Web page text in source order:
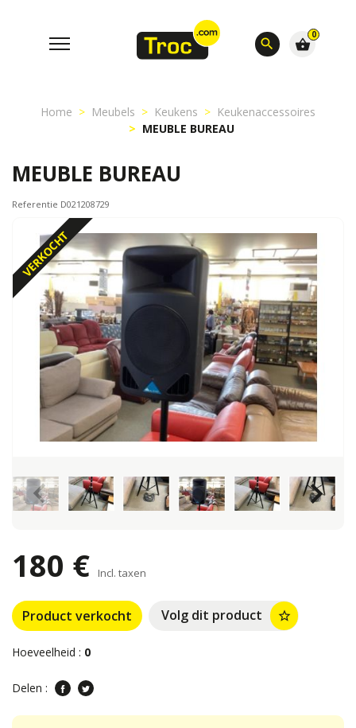
search
0
shopping_basket
Home Meubels Keukens
Keukenaccessoires
MEUBLE BUREAU
MEUBLE BUREAU
Referentie D021208729
VERKOCHT
keyboard_arrow_left keyboard_arrow_right
180 € Incl. taxen
Product verkocht Volg dit product star_border
Hoeveelheid : 0
Delen :